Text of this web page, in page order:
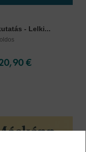
- Lelki...
€